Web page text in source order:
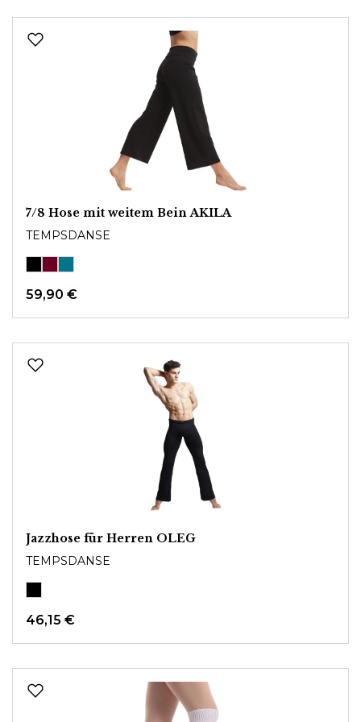
7/8 Hose mit weitem Bein AKILA
TEMPSDANSE
59,90 €
Jazzhose für Herren OLEG
TEMPSDANSE
46,15 €